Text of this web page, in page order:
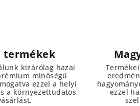
termékek
kizárólag hazai
minőségű
ezzel a helyi
a környezettudatos
ezzel